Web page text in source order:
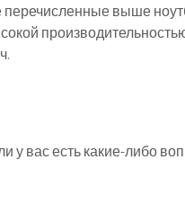
выше
у вас есть какие-либо